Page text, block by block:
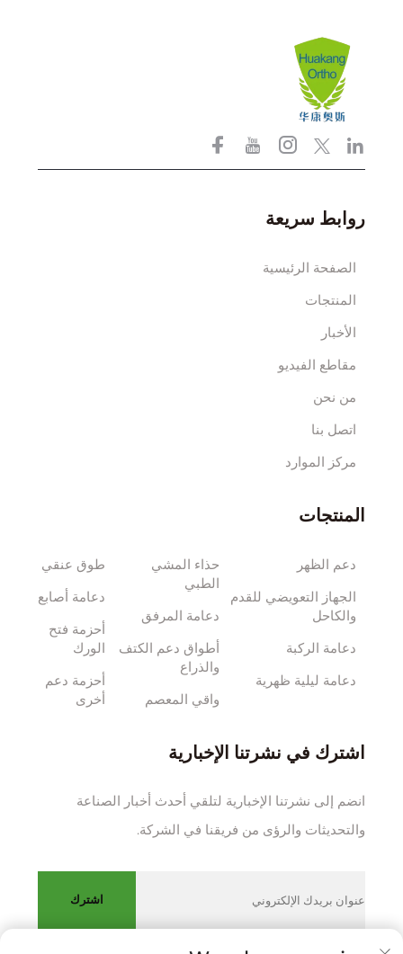
روابط سريعة
الصفحة الرئيسية
المنتجات
الأخبار
مقاطع الفيديو
من نحن
اتصل بنا
مركز الموارد
المنتجات
دعم الظهر
الجهاز التعويضي للقدم
والكاحل
دعامة الركبة
دعامة ليلية ظهرية
حذاء المشي
الطبي
دعامة المرفق
أطواق دعم الكتف
والذراع
واقي المعصم
طوق عنقي
دعامة أصابع
أحزمة فتح
الورك
أحزمة دعم
أخرى
اشترك في نشرتنا الإخبارية
انضم إلى نشرتنا الإخبارية لتلقي أحدث أخبار الصناعة
والتحديثات والرؤى من فريقنا في الشركة.
اشترك